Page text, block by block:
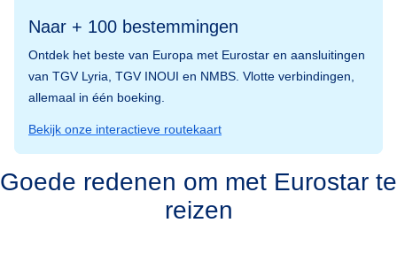
Naar + 100 bestemmingen
Ontdek het beste van Europa met Eurostar en aansluitingen
van TGV Lyria, TGV INOUI en NMBS. Vlotte verbindingen,
allemaal in één boeking.
Bekijk onze interactieve routekaart
Goede redenen om met Eurostar te
reizen